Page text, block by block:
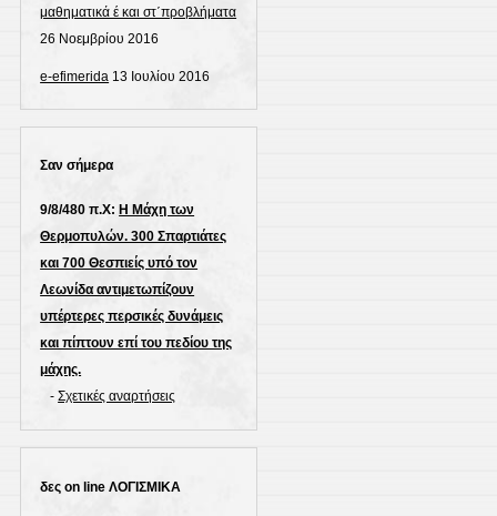
μαθηματικά έ και στ΄προβλήματα
26 Νοεμβρίου 2016
e-efimerida 13 Ιουλίου 2016
Σαν σήμερα
9/8/480 π.Χ: Η Μάχη των
Θερμοπυλών. 300 Σπαρτιάτες
και 700 Θεσπιείς υπό τον
Λεωνίδα αντιμετωπίζουν
υπέρτερες περσικές δυνάμεις
και πίπτουν επί του πεδίου της
μάχης.
-Σχετικές αναρτήσεις
δες on line ΛΟΓΙΣΜΙΚΑ